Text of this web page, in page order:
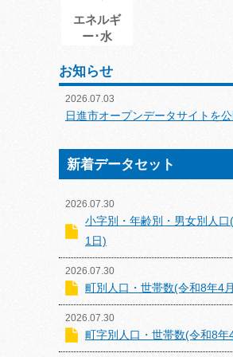
エネルギ
ー･水
お知らせ
2026.07.03
日進市オープンデータサイトを
新着データセット
2026.07.30
小字別・年齢別・男女別人口
1日)
2026.07.30
町別人口・世帯数(令和8年4
2026.07.30
町字別人口・世帯数(令和8年